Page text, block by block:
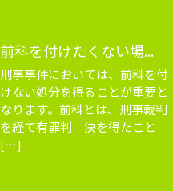
前科を付けたくない場...
刑事事件においては、前科を付
けない処分を得ることが重要と
なります。前科とは、刑事裁判
を経て有罪判 決を得たこと
[…]